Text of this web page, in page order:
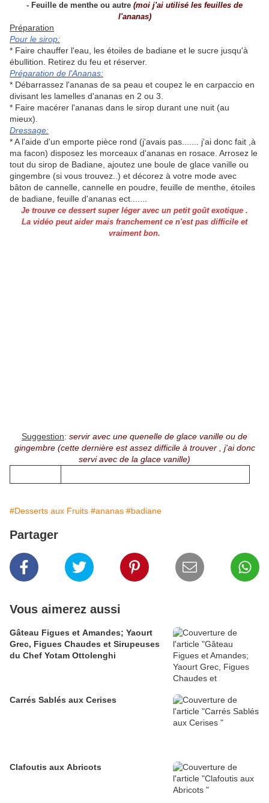
- Feuille de menthe ou autre (moi j'ai utilisé les feuilles de
l'ananas)
Préparation
Pour le sirop:
* Faire chauffer l'eau, les étoiles de badiane et le sucre jusqu'à
ébullition. Retirez du feu et réserver.
Préparation de l'Ananas:
* Débarrassez l'ananas de sa peau et coupez le en carpaccio en
divisant les lamelles d'ananas en 2 ou 3.
* Faire macérer l'ananas dans le sirop durant une nuit (au
mieux).
Dressage:
* A l'aide d'un emporte pièce rond (j'avais pas....... j'ai donc fait ,à
ma facon) disposez les morceaux d'ananas en rosace. Arrosez le
tout du sirop de Badiane, ajoutez une boule de glace vanille ou
gingembre (si vous trouvez..) et décorez à votre mode avec
bâton de cannelle, cannelle en poudre, feuille de menthe, étoiles
de badiane, feuille d'ananas ect.......
Je trouve ce dessert super léger avec un petit goût exotique .
La vidéo peut aider mais franchement ce n'est pas difficile et
vraiment bon.
Suggestion: servir avec une quenelle de glace vanille ou de
gingembre (cette dernière est assez difficile à trouver , j'ai donc
servi avec de la glace vanille)
#Desserts aux Fruits #ananas #badiane
Partager
Vous aimerez aussi
Gâteau Figues et Amandes; Yaourt
Grec, Figues Chaudes et Sirupeuses
du Chef Yotam Ottolenghi
Carrés Sablés aux Cerises
Clafoutis aux Abricots